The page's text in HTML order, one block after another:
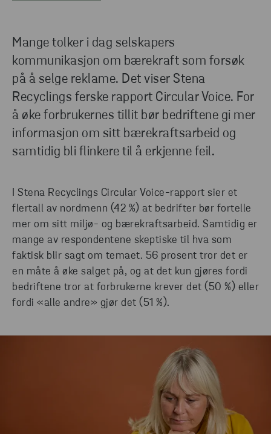
Mange tolker i dag selskapers
kommunikasjon om bærekraft som forsøk
på å selge reklame. Det viser Stena
Recyclings ferske rapport Circular Voice. For
å øke forbrukernes tillit bør bedriftene gi mer
informasjon om sitt bærekraftsarbeid og
samtidig bli flinkere til å erkjenne feil.
I Stena Recyclings Circular Voice-rapport sier et
flertall av nordmenn (42 %) at bedrifter bør fortelle
mer om sitt miljø- og bærekraftsarbeid. Samtidig er
mange av respondentene skeptiske til hva som
faktisk blir sagt om temaet. 56 prosent tror det er
en måte å øke salget på, og at det kun gjøres fordi
bedriftene tror at forbrukerne krever det (50 %) eller
fordi «alle andre» gjør det (51 %).